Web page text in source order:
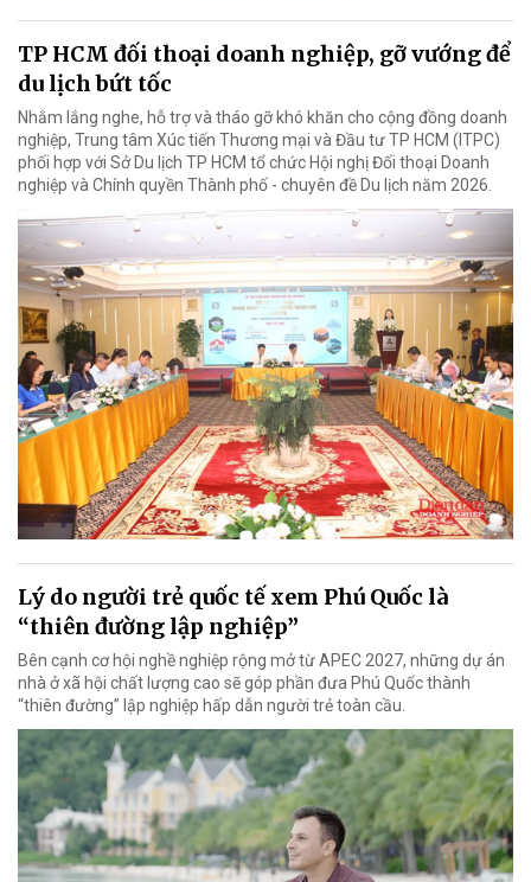
TP HCM đối thoại doanh nghiệp, gỡ vướng để
du lịch bứt tốc
Nhằm lắng nghe, hỗ trợ và tháo gỡ khó khăn cho cộng đồng doanh
nghiệp, Trung tâm Xúc tiến Thương mại và Đầu tư TP HCM (ITPC)
phối hợp với Sở Du lịch TP HCM tổ chức Hội nghị Đối thoại Doanh
nghiệp và Chính quyền Thành phố - chuyên đề Du lịch năm 2026.
Lý do người trẻ quốc tế xem Phú Quốc là
“thiên đường lập nghiệp”
Bên cạnh cơ hội nghề nghiệp rộng mở từ APEC 2027, những dự án
nhà ở xã hội chất lượng cao sẽ góp phần đưa Phú Quốc thành
“thiên đường” lập nghiệp hấp dẫn người trẻ toàn cầu.